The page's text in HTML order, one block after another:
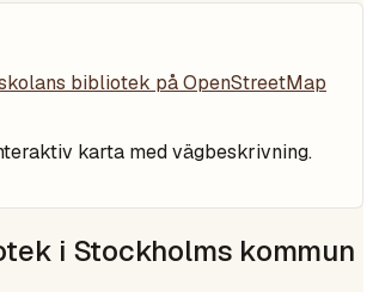
bibliotek på OpenStreetMap
karta med vägbeskrivning.
i Stockholms kommun